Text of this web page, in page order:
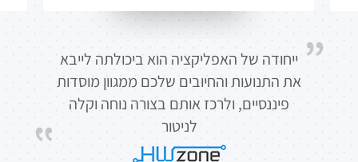
ייחודה של האפליקציה הוא ביכולתה לייבא
את התנועות והחיובים שלכם ממגוון מוסדות
פיננסיים, ולרכז אותם בצורה נוחה וקלה
לניטור